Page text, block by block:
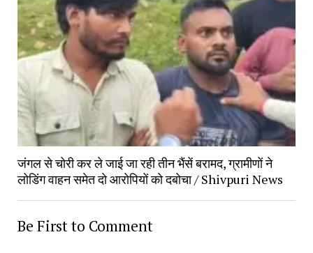
जंगल से चोरी कर ले जाई जा रही तीन भैंसें बरामद, ग्रामीणों ने
लोडिंग वाहन समेत दो आरोपियों को दबोचा / Shivpuri News
Be First to Comment